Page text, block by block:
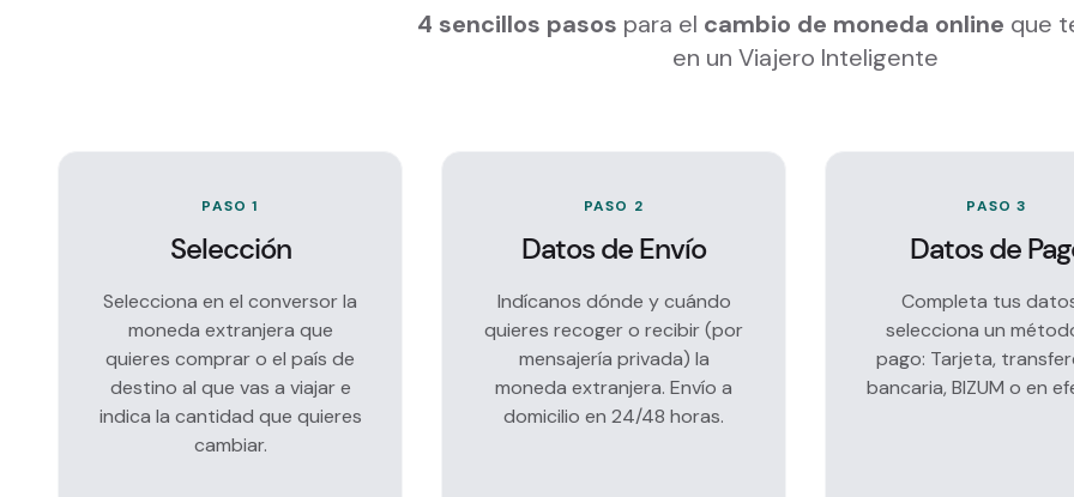
4 sencillos pasos para el cambio de moneda online que
en un Viajero Inteligente
PASO 1
Selección
Selecciona en el conversor la
moneda extranjera que
quieres comprar o el país de
destino al que vas a viajar e
indica la cantidad que quieres
cambiar.
PASO 2
Datos de Envío
Indícanos dónde y cuándo
quieres recoger o recibir (por
mensajería privada) la
moneda extranjera. Envío a
domicilio en 24/48 horas.
PASO 3
Datos de
Completa tus
selecciona un
pago: Tarjeta,
bancaria, BIZUM o en